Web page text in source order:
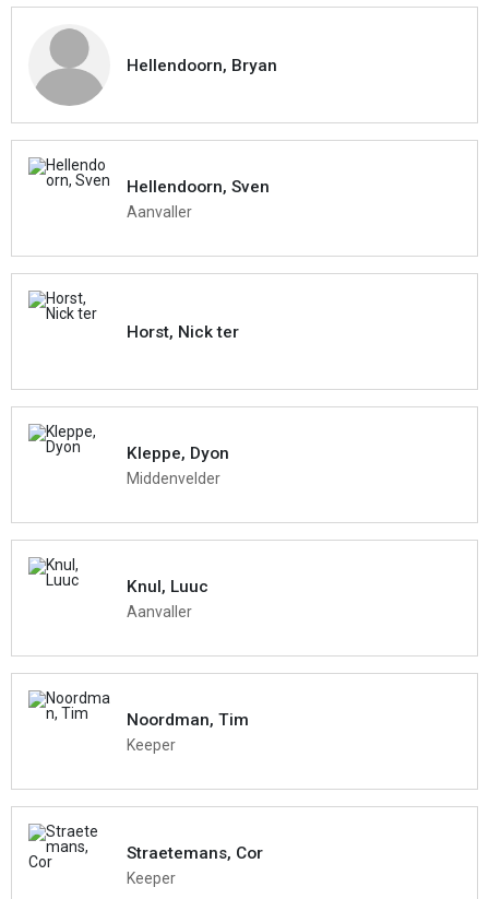
Hellendoorn, Bryan
Hellendoorn, Sven
Aanvaller
Horst, Nick ter
Kleppe, Dyon
Middenvelder
Knul, Luuc
Aanvaller
Noordman, Tim
Keeper
Straetemans, Cor
Keeper